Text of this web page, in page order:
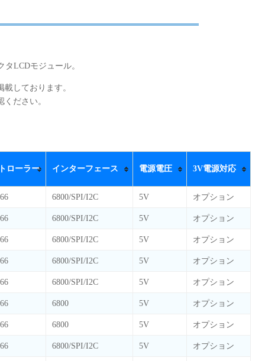
LCDモジュール。
しております。
ださい。